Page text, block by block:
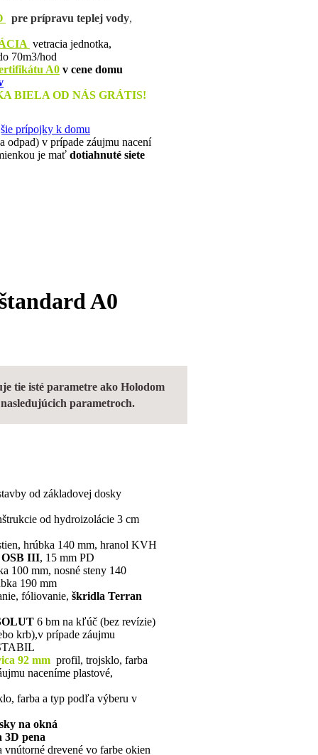
pre prípravu teplej vody,
vetracia jednotka,
70m3/hod
A0 v cene domu
BIELA OD NÁS GRÁTIS!
prípojky k domu
odpad) v prípade záujmu nacení
je mať dotiahnuté siete
A0
tie isté parametre ako Holodom
parametroch.
od základovej dosky
od hydroizolácie 3 cm
hrúbka 140 mm, hranol KVH
OSB III, 15 mm PD
100 mm, nosné steny 140
190 mm
fóliovanie, škridla Terran
6 bm na kľúč (bez revízie)
krb),v prípade záujmu
92 mm profil, trojsklo, farba
naceníme plastové,
farba a typ podľa výberu v
na okná
3D pena
drevené vo farbe okien